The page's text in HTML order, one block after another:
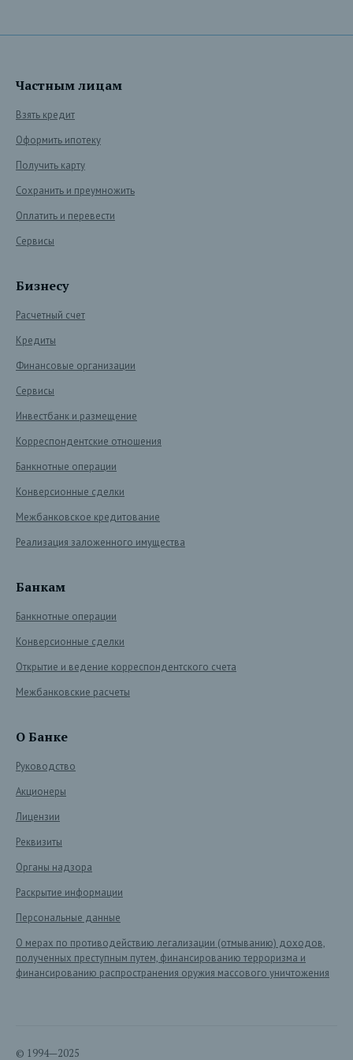
Частным лицам
Взять кредит
Оформить ипотеку
Получить карту
Сохранить и преумножить
Оплатить и перевести
Сервисы
Бизнесу
Расчетный счет
Кредиты
Финансовые организации
Сервисы
Инвестбанк и размещение
Корреспондентские отношения
Банкнотные операции
Конверсионные сделки
Межбанковское кредитование
Реализация заложенного имущества
Банкам
Банкнотные операции
Конверсионные сделки
Открытие и ведение корреспондентского счета
Межбанковские расчеты
О Банке
Руководство
Акционеры
Лицензии
Реквизиты
Органы надзора
Раскрытие информации
Персональные данные
О мерах по противодействию легализации (отмыванию) доходов,
полученных преступным путем, финансированию терроризма и
финансированию распространения оружия массового уничтожения
© 1994—2025